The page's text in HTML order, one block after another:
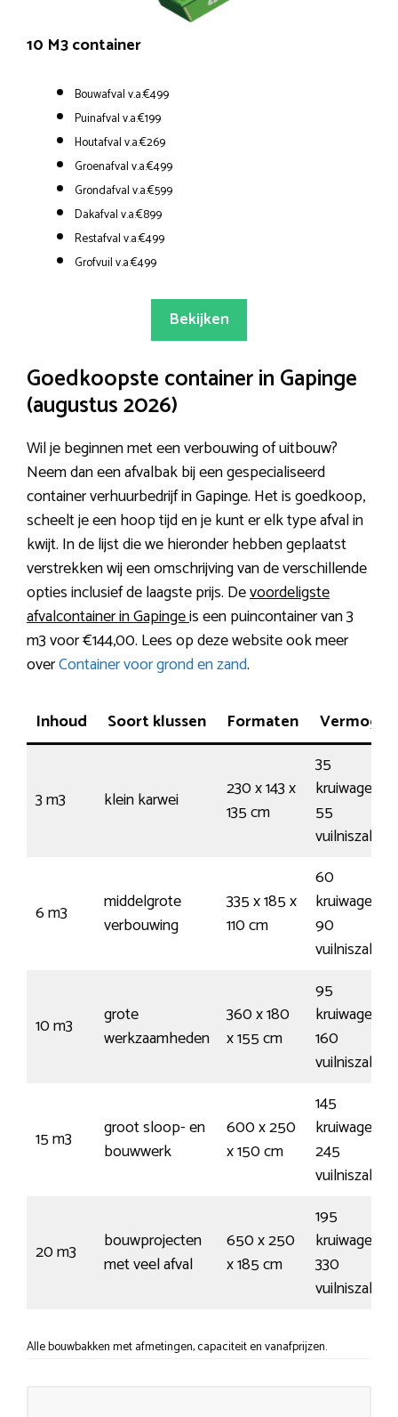
10 M3 container
Bouwafval v.a.€499
Puinafval v.a.€199
Houtafval v.a.€269
Groenafval v.a.€499
Grondafval v.a.€599
Dakafval v.a.€899
Restafval v.a.€499
Grofvuil v.a.€499
Bekijken
Goedkoopste container in Gapinge
(augustus 2026)
Wil je beginnen met een verbouwing of uitbouw?
Neem dan een afvalbak bij een gespecialiseerd
container verhuurbedrijf in Gapinge. Het is goedkoop,
scheelt je een hoop tijd en je kunt er elk type afval in
kwijt. In de lijst die we hieronder hebben geplaatst
verstrekken wij een omschrijving van de verschillende
opties inclusief de laagste prijs. Devoordeligste
afvalcontainer in Gapingeis een puincontainer van 3
m3 voor €144,00. Lees op deze website ook meer
overContainer voor grond en zand.
Inhoud Soort klussen Formaten Vermogen
3 m3 klein karwei
230 x 143 x
135 cm
35
kruiwagens /
55
6 m3
middelgrote
verbouwing
335 x 185 x
110 cm
60
kruiwagens /
90
10 m3
grote
werkzaamheden
360 x 180
x 155 cm
95
kruiwagens /
160
15 m3
groot sloop- en
bouwwerk
600 x 250
x 150 cm
145
kruiwagens /
245
20 m3
bouwprojecten
met veel afval
650 x 250
x 185 cm
195
kruiwagens /
330
Alle bouwbakken met afmetingen, capaciteit en vanafprijzen.